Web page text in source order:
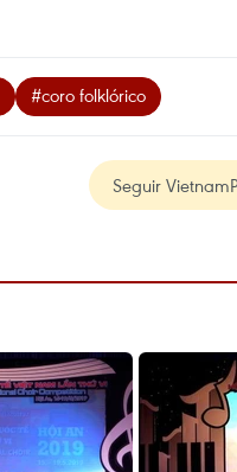
#coro folklórico
Seguir